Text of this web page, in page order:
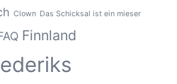
Clown Das Schicksal ist ein mieser
Finnland